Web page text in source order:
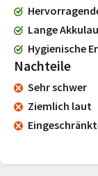
Lange
Hygienische
Nachteile
Sehr schwer
Ziemlich laut